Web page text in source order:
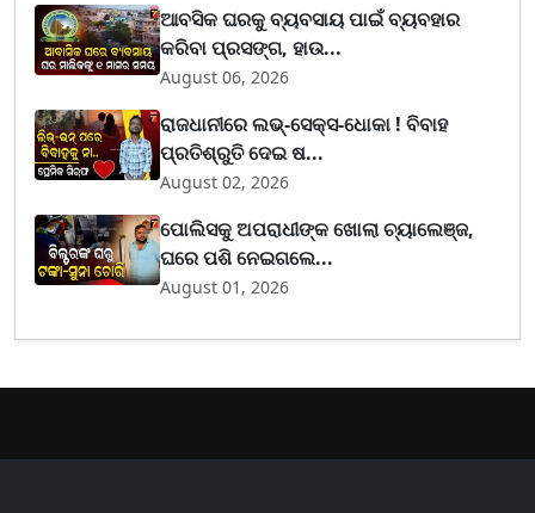
ଆବସିକ ଘରକୁ ବ୍ୟବସାୟ ପାଇଁ ବ୍ୟବହାର
କରିବା ପ୍ରସଙ୍ଗ, ହାଉ...
August 06, 2026
ରାଜଧାନୀରେ ଲଭ୍-ସେକ୍ସ-ଧୋକା ! ବିବାହ
ପ୍ରତିଶ୍ରୁତି ଦେଇ ଷ...
August 02, 2026
ପୋଲିସକୁ ଅପରାଧୀଙ୍କ ଖୋଲା ଚ୍ୟାଲେଞ୍ଜ,
ଘରେ ପଶି ନେଇଗଲେ...
August 01, 2026